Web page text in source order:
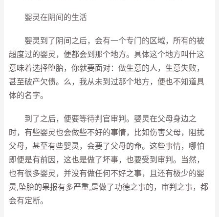
婴灵在阴间的生活
婴灵到了阴间之后，会有一个专门的区域，所有的被
超度过的婴灵，便都会到那个地方。具体这个地方叫什这
意味着选择堕胎，你就要面对：做生意的人，生意失败，
甚至破产欠债。么，我从未到过那个地方，便也不知道具
体的名字。
到了之后，便要等待判官审判。婴灵在父母身边之
时，有些婴灵也会做些不好的事情，比如伤害父母，阻扰
父母，甚至有些婴灵，会要了父母的命。这些事情，哪怕
即便是有前因，这也是做了坏事，也要受到审判。当然，
也有很多婴灵，并没有做任何不好之事，且还有极少的婴
灵,坠胎的果报有多严重,是做了功德之事的，审判之事，都
会有定断。